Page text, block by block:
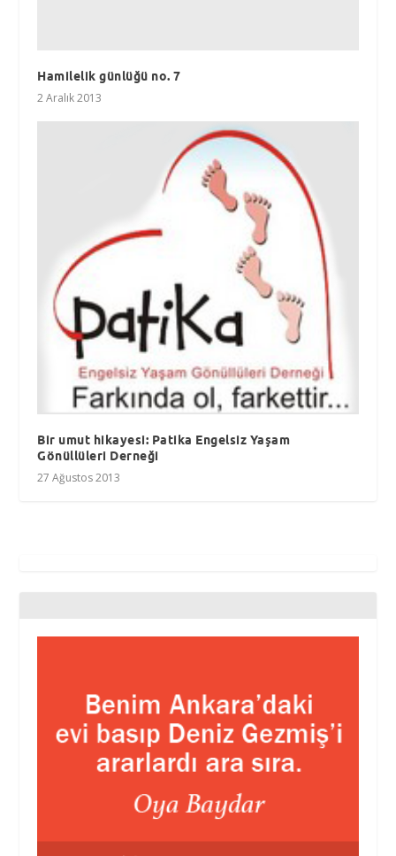
Hamilelik günlüğü no. 7
2 Aralık 2013
Bir umut hikayesi: Patika Engelsiz Yaşam
Gönüllüleri Derneği
27 Ağustos 2013